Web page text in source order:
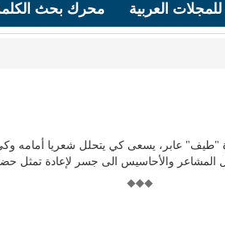
العربية محرك بحث
عابر، يسعى كي يتحلل شعريا أمامه وكي
المشاعر والأحاسيس الى جسر لإعادة تمثل